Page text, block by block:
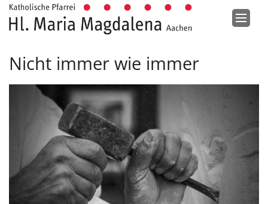
Zum Inhalt springen
Nicht immer wie immer